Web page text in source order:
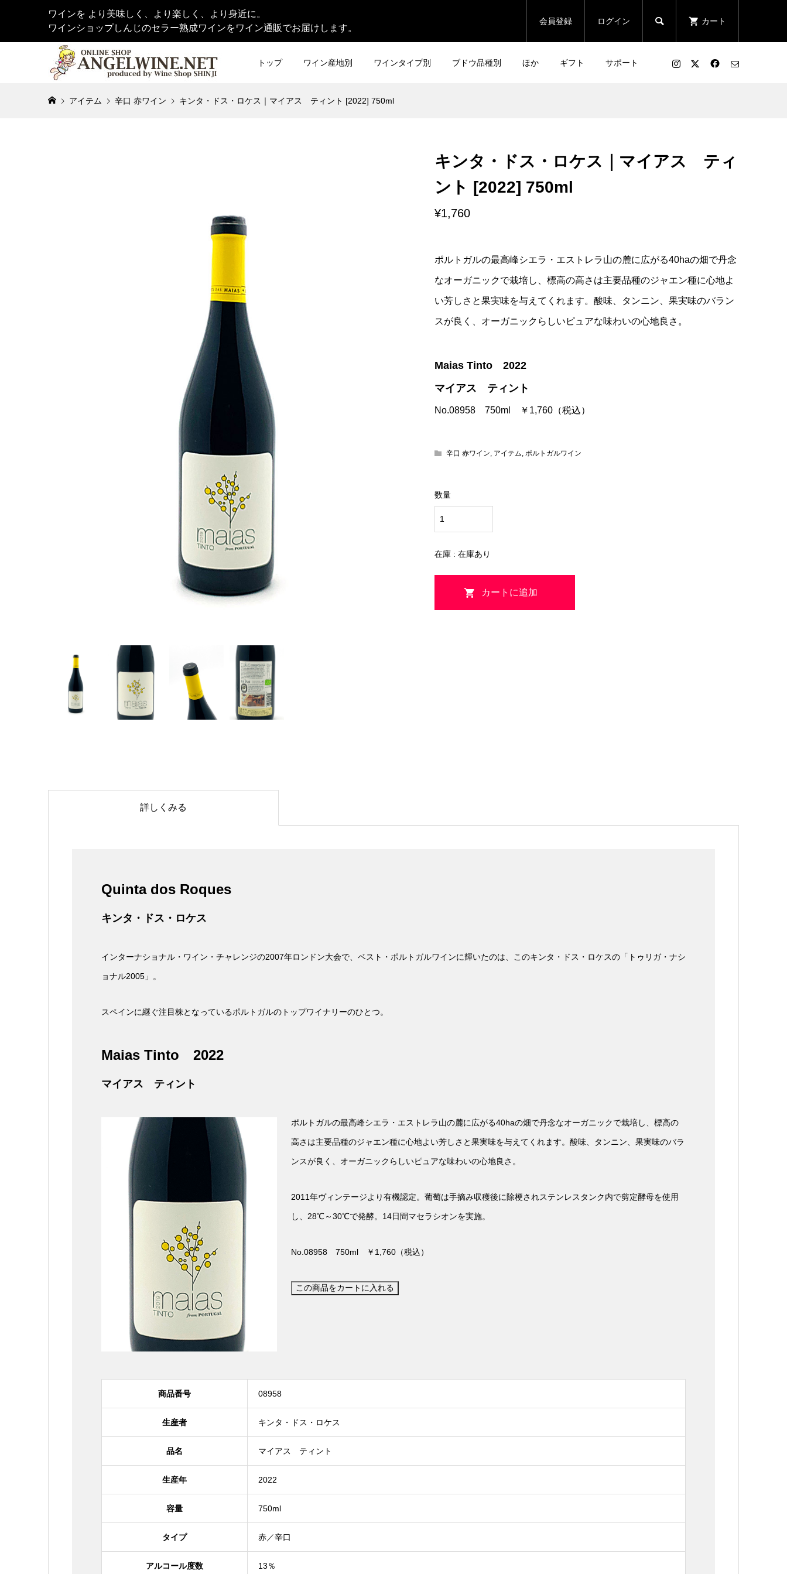
ワインを より美味しく、より楽しく、より身近に。
ワインショップしんじのセラー熟成ワインをワイン通販でお届けします。
会員登録 ログイン  カート
トップ ワイン産地別 ワインタイプ別 ブドウ品種別 ほか ギフト サポート
アイテム 辛口 赤ワイン キンタ・ドス・ロケス｜マイアス ティント [2022] 750ml
キンタ・ドス・ロケス｜マイアス ティ
ント [2022] 750ml
¥1,760
ポルトガルの最高峰シエラ・エストレラ山の麓に広がる40haの畑で丹念
なオーガニックで栽培し、標高の高さは主要品種のジャエン種に心地よ
い芳しさと果実味を与えてくれます。酸味、タンニン、果実味のバラン
スが良く、オーガニックらしいピュアな味わいの心地良さ。
Maias Tinto 2022
マイアス ティント
No.08958 750ml ￥1,760（税込）
辛口 赤ワイン アイテム ポルトガルワイン
数量
在庫 : 在庫あり
詳しくみる
Quinta dos Roques
キンタ・ドス・ロケス
インターナショナル・ワイン・チャレンジの2007年ロンドン大会で、ベスト・ポルトガルワインに輝いたのは、このキンタ・ドス・ロケスの「トゥリガ・ナシ
ョナル2005」。
スペインに継ぐ注目株となっているポルトガルのトップワイナリーのひとつ。
Maias Tinto 2022
マイアス ティント
ポルトガルの最高峰シエラ・エストレラ山の麓に広がる40haの畑で丹念なオーガニックで栽培し、標高の
高さは主要品種のジャエン種に心地よい芳しさと果実味を与えてくれます。酸味、タンニン、果実味のバラ
ンスが良く、オーガニックらしいピュアな味わいの心地良さ。
2011年ヴィンテージより有機認定。葡萄は手摘み収穫後に除梗されステンレスタンク内で剪定酵母を使用
し、28℃～30℃で発酵。14日間マセラシオンを実施。
No.08958 750ml ￥1,760（税込）
商品番号 08958
生産者 キンタ・ドス・ロケス
品名 マイアス ティント
生産年 2022
容量 750ml
タイプ 赤／辛口
アルコール度数 13％